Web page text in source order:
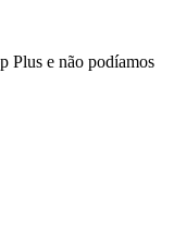
Plus e não podíamos